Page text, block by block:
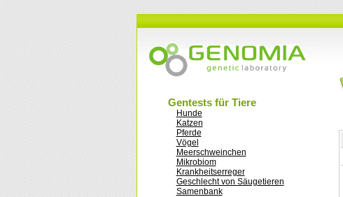
Gentests für Tiere
Hunde
Katzen
Pferde
Vögel
Meerschweinchen
Mikrobiom
Krankheitserreger
Geschlecht von Säugetieren
Samenbank